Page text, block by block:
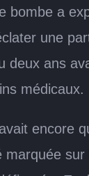
bombe a
une
deux ans
médicaux.
encore
marquée sur